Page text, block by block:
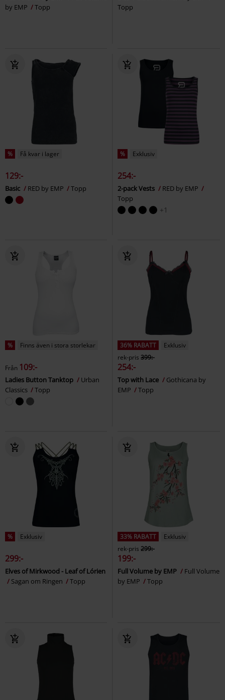
by EMP
Topp
Topp
% Få kvar i lager
129:-
Basic RED by EMP Topp
% Exklusiv
254:-
2-pack Vests
RED by EMP
Topp
+1
% Finns även i stora storlekar
Från 109:-
Ladies Button Tanktop
Urban
Classics
Topp
36% RABATT
Exklusiv
rek-pris 399:-
254:-
Top with Lace
Gothicana by
EMP
Topp
% Exklusiv
299:-
Elves of Mirkwood - Leaf of Lórien
Sagan om Ringen
Topp
33% RABATT
Exklusiv
rek-pris 299:-
199:-
Full Volume by EMP
Full Volume
by EMP
Topp